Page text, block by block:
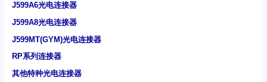
J599A6光电连接器
J599A8光电连接器
J599MT(GYM)光电连接器
RP系列连接器
其他特种光电连接器